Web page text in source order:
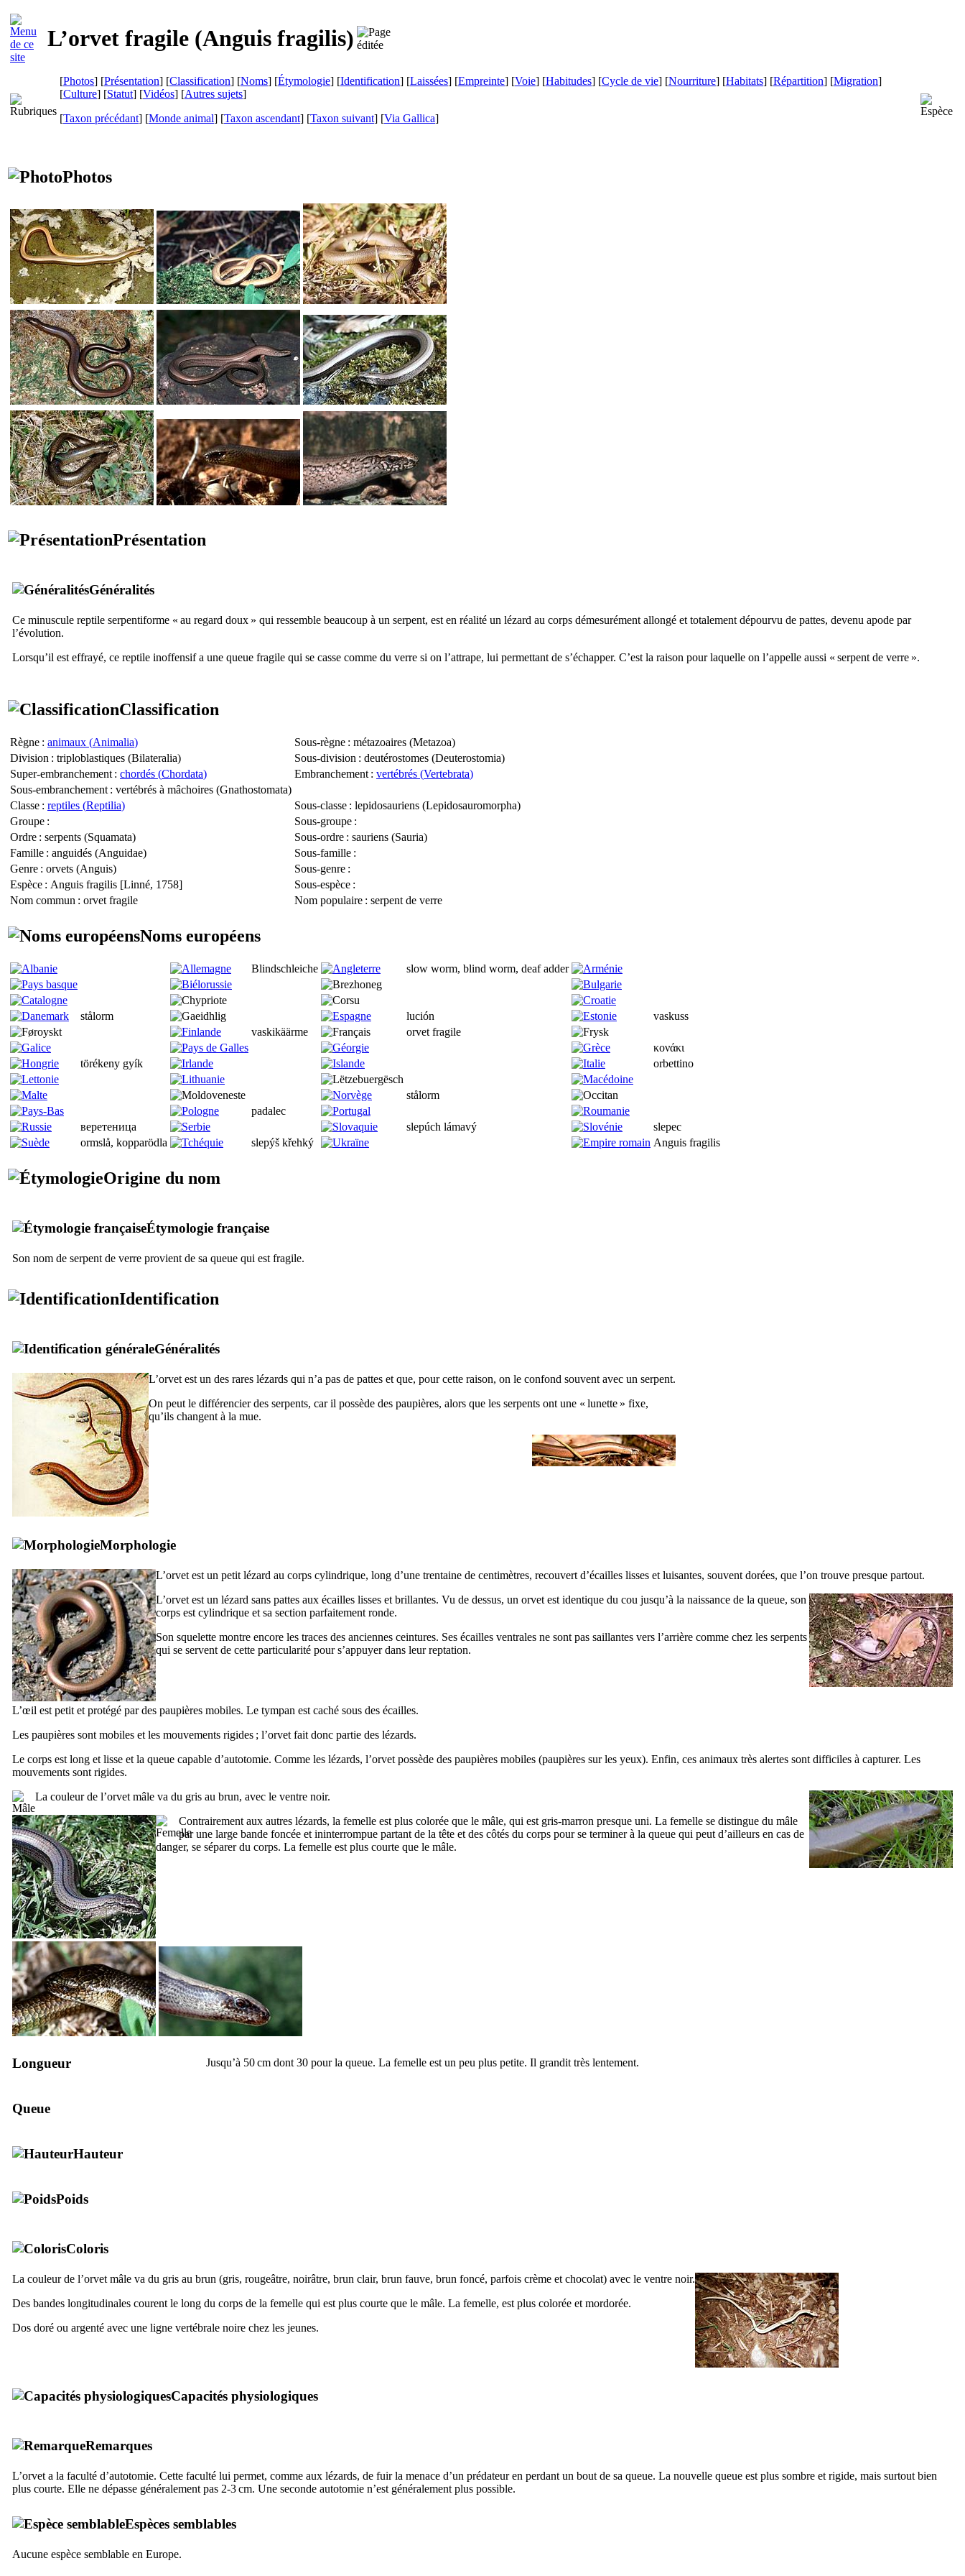
L’orvet fragile (Anguis fragilis)
[Photos] [Présentation] [Classification] [Noms] [Étymologie] [Identification] [Laissées] [Empreinte] [Voie] [Habitudes] [Cycle de vie] [Nourriture] [Habitats] [Répartition] [Migration]
[Culture] [Statut] [Vidéos] [Autres sujets]
[Taxon précédant] [Monde animal] [Taxon ascendant] [Taxon suivant] [Via Gallica]
Photos
Présentation
Généralités
Ce minuscule reptile serpentiforme « au regard doux » qui ressemble beaucoup à un serpent, est en réalité un lézard au corps démesurément allongé et totalement dépourvu de pattes, devenu apode par
l’évolution.
Lorsqu’il est effrayé, ce reptile inoffensif a une queue fragile qui se casse comme du verre si on l’attrape, lui permettant de s’échapper. C’est la raison pour laquelle on l’appelle aussi « serpent de verre ».
Classification
Règne : animaux (Animalia) Sous-règne : métazoaires (Metazoa)
Division : triploblastiques (Bilateralia) Sous-division : deutérostomes (Deuterostomia)
Super-embranchement : chordés (Chordata) Embranchement : vertébrés (Vertebrata)
Sous-embranchement : vertébrés à mâchoires (Gnathostomata)
Classe : reptiles (Reptilia) Sous-classe : lepidosauriens (Lepidosauromorpha)
Groupe : Sous-groupe :
Ordre : serpents (Squamata) Sous-ordre : sauriens (Sauria)
Famille : anguidés (Anguidae) Sous-famille :
Genre : orvets (Anguis) Sous-genre :
Espèce : Anguis fragilis [Linné, 1758] Sous-espèce :
Nom commun : orvet fragile Nom populaire : serpent de verre
Noms européens
Blindschleiche slow worm, blind worm, deaf adder
stålorm lución
vaskuss
vaskikäärme
orvet fragile
κονάκι
törékeny gyík
orbettino
stålorm
padalec
веретеница
slepúch lámavý
slepec
ormslå, kopparödla
slepýš křehký Anguis fragilis
Origine du nom
Étymologie française
Son nom de serpent de verre provient de sa queue qui est fragile.
Identification
Généralités
L’orvet est un des rares lézards qui n’a pas de pattes et que, pour cette raison, on le confond souvent avec un serpent.
On peut le différencier des serpents, car il possède des paupières, alors que les serpents ont une « lunette » fixe,
qu’ils changent à la mue.
Morphologie
L’orvet est un petit lézard au corps cylindrique, long d’une trentaine de centimètres, recouvert d’écailles lisses et luisantes, souvent dorées, que l’on trouve presque partout.
L’orvet est un lézard sans pattes aux écailles lisses et brillantes. Vu de dessus, un orvet est identique du cou jusqu’à la naissance de la queue, son
corps est cylindrique et sa section parfaitement ronde.
Son squelette montre encore les traces des anciennes ceintures. Ses écailles ventrales ne sont pas saillantes vers l’arrière comme chez les serpents
qui se servent de cette particularité pour s’appuyer dans leur reptation.
L’œil est petit et protégé par des paupières mobiles. Le tympan est caché sous des écailles.
Les paupières sont mobiles et les mouvements rigides ; l’orvet fait donc partie des lézards.
Le corps est long et lisse et la queue capable d’autotomie. Comme les lézards, l’orvet possède des paupières mobiles (paupières sur les yeux). Enfin, ces animaux très alertes sont difficiles à capturer. Les
mouvements sont rigides.
La couleur de l’orvet mâle va du gris au brun, avec le ventre noir.
Contrairement aux autres lézards, la femelle est plus colorée que le mâle, qui est gris-marron presque uni. La femelle se distingue du mâle
par une large bande foncée et ininterrompue partant de la tête et des côtés du corps pour se terminer à la queue qui peut d’ailleurs en cas de
danger, se séparer du corps. La femelle est plus courte que le mâle.
Longueur Jusqu’à 50 cm dont 30 pour la queue. La femelle est un peu plus petite. Il grandit très lentement.
Queue
Hauteur
Poids
Coloris
La couleur de l’orvet mâle va du gris au brun (gris, rougeâtre, noirâtre, brun clair, brun fauve, brun foncé, parfois crème et chocolat) avec le ventre noir.
Des bandes longitudinales courent le long du corps de la femelle qui est plus courte que le mâle. La femelle, est plus colorée et mordorée.
Dos doré ou argenté avec une ligne vertébrale noire chez les jeunes.
Capacités physiologiques
Remarques
L’orvet a la faculté d’autotomie. Cette faculté lui permet, comme aux lézards, de fuir la menace d’un prédateur en perdant un bout de sa queue. La nouvelle queue est plus sombre et rigide, mais surtout bien
plus courte. Elle ne dépasse généralement pas 2-3 cm. Une seconde autotomie n’est généralement plus possible.
Espèces semblables
Aucune espèce semblable en Europe.